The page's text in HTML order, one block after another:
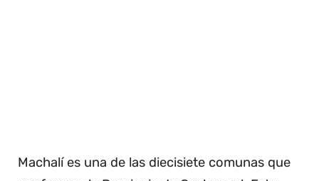
Machalí es una de las diecisiete comunas que